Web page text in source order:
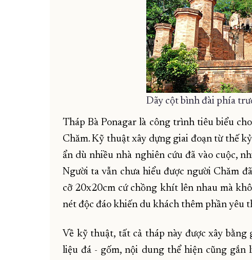
Dãy cột bình đài phía
Tháp Bà Ponagar là công trình tiêu biểu
Chăm. Kỹ thuật xây dựng giai đoạn từ thế
ẩn dù nhiều nhà nghiên cứu đã vào cuộc,
Người ta vẫn chưa hiểu được người Chăm
cỡ 20x20cm cứ chồng khít lên nhau mà
nét độc đáo khiến du khách thêm phần yêu
Về kỹ thuật, tất cả tháp này được xây
liệu đá - gốm, nội dung thể hiện cũng gắn